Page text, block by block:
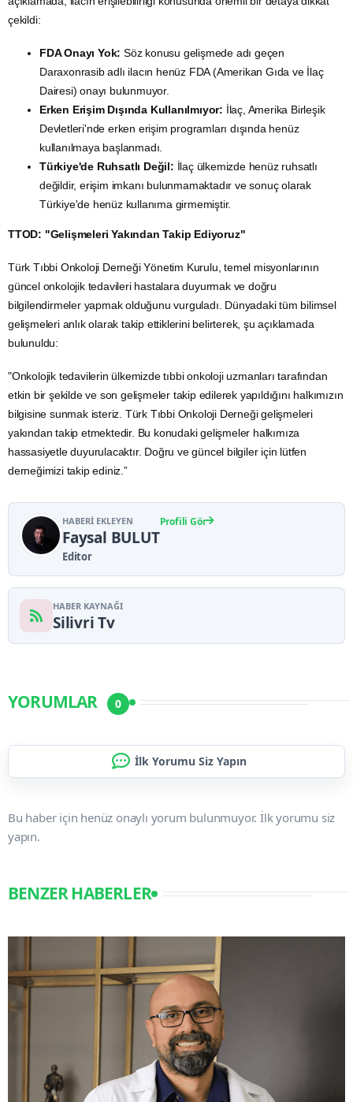
çekildi:
FDA Onayı Yok: Söz konusu gelişmede adı geçen
Daraxonrasib adlı ilacın henüz FDA (Amerikan Gıda ve İlaç
Dairesi) onayı bulunmuyor.
Erken Erişim Dışında Kullanılmıyor: İlaç, Amerika Birleşik
Devletleri'nde erken erişim programları dışında henüz
kullanılmaya başlanmadı.
Türkiye'de Ruhsatlı Değil: İlaç ülkemizde henüz ruhsatlı
değildir, erişim imkanı bulunmamaktadır ve sonuç olarak
Türkiye'de henüz kullanıma girmemiştir.
TTOD: "Gelişmeleri Yakından Takip Ediyoruz"
Türk Tıbbi Onkoloji Derneği Yönetim Kurulu, temel misyonlarının
güncel onkolojik tedavileri hastalara duyurmak ve doğru
bilgilendirmeler yapmak olduğunu vurguladı. Dünyadaki tüm bilimsel
gelişmeleri anlık olarak takip ettiklerini belirterek, şu açıklamada
bulunuldu:
"Onkolojik tedavilerin ülkemizde tıbbi onkoloji uzmanları tarafından
etkin bir şekilde ve son gelişmeler takip edilerek yapıldığını halkımızın
bilgisine sunmak isteriz. Türk Tıbbi Onkoloji Derneği gelişmeleri
yakından takip etmektedir. Bu konudaki gelişmeler halkımıza
hassasiyetle duyurulacaktır. Doğru ve güncel bilgiler için lütfen
derneğimizi takip ediniz.”
HABERI EKLEYEN
Faysal BULUT
Editor
Profili Gör
HABER KAYNAĞI
Silivri Tv
YORUMLAR 0
İlk Yorumu Siz Yapın
Bu haber için henüz onaylı yorum bulunmuyor. İlk yorumu siz
yapın.
BENZER HABERLER